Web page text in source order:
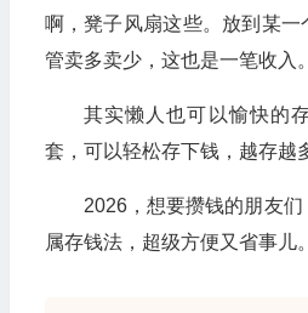
啊，凳子风扇这些。放到某
管卖多卖少，这也是一笔收入。
其实懒人也可以愉快的
套，可以轻松存下钱，越存越
2026，想要攒钱的朋友
属存钱法，超级方便又省事儿